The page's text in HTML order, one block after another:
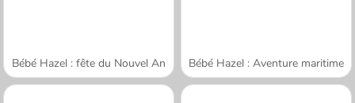
Bébé Hazel : fête du Nouvel An Bébé Hazel : Aventure maritime